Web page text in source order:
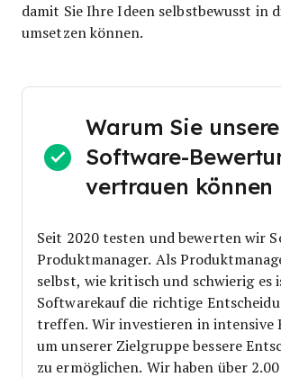
damit Sie Ihre Ideen selbstbewusst in
umsetzen können.
Warum Sie
Software-
vertrauen können
Seit 2020 testen und bewerten wir
Produktmanager. Als
selbst, wie kritisch und schwierig es
Softwarekauf die richtige
treffen. Wir investieren in intensive
um unserer Zielgruppe bessere
zu ermöglichen. Wir haben über